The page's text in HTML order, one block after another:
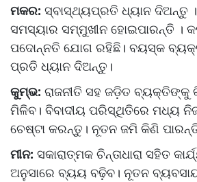
ମକର: ସ୍ବାସ୍ଥ୍ୟପ୍ରତି ଧ୍ୟାନ ଦିଅନ୍ତୁ
ସମସ୍ୟାର ସମ୍ମୁଖୀନ ହୋଇପାରନ୍ତି ।
ପଦୋନ୍ନତି ଯୋଗ ରହିଛି। ବୟସ୍କ
ପ୍ରତି ଧ୍ୟାନ ଦିଅନ୍ତୁ।
କୁମ୍ଭ: ରାଜନୀତି ସହ ଜଡ଼ିତ ବ୍ୟକ୍ତିଙ୍କୁ
ମିଳିବ। ବିବାଦୀୟ ପରିସ୍ଥିତିରେ ମଧ୍ୟ
ଚେଷ୍ଟା କରନ୍ତୁ। ନୂତନ ଜମି କିଣି
ମୀନ: ସକାରାତ୍ମକ ଚିନ୍ତାଧାରା ସହିତ
ଅନୁସାରେ ବ୍ୟୟ ବଢ଼ିବ। ନୂତନ ବ୍ୟବସାୟ